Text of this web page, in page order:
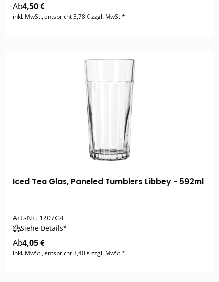
Ab4,50 €
inkl. MwSt., entspricht 3,78 € zzgl. MwSt.*
Iced Tea Glas, Paneled Tumblers Libbey - 592ml
Art.-Nr. 1207G4
Siehe Details*
Ab4,05 €
inkl. MwSt., entspricht 3,40 € zzgl. MwSt.*